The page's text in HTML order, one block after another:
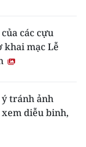
các cựu
mạc Lễ
tránh ảnh
diễu binh,